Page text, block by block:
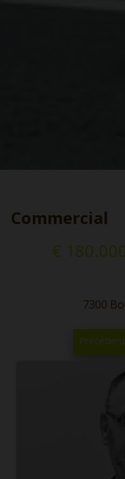
Commercial
€
7300
Précédent